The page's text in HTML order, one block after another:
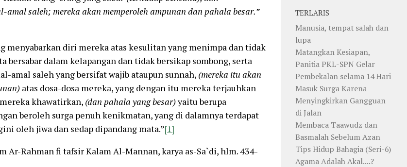
amal saleh; mereka akan memperoleh ampunan dan pahala besar.”
menyabarkan diri mereka atas kesulitan yang menimpa dan tidak
bersabar dalam kelapangan dan tidak bersikap sombong, serta
amal saleh yang bersifat wajib ataupun sunnah, (mereka itu akan
atas dosa-dosa mereka, yang dengan itu mereka terjauhkan
khawatirkan, (dan pahala yang besar)yaitu berupa
beroleh surga penuh kenikmatan, yang di dalamnya terdapat
oleh jiwa dan sedap dipandang mata.”[1]
Ar-Rahman fi tafsir Kalam Al-Mannan, karya as-Sa`di, hlm. 434-
TERLARIS
Manusia, tempat salah dan
lupa
Matangkan Kesiapan,
Panitia PKL-SPN Gelar
Pembekalan selama 14 Hari
Masuk Surga Karena
Menyingkirkan Gangguan
di Jalan
Membaca Taawudz dan
Basmalah Sebelum Azan
Tips Hidup Bahagia (Seri-6)
Agama Adalah Akal....?